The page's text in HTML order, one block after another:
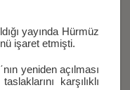
yayında Hürmüz
işaret etmişti.
yeniden açılması
karşılıklı